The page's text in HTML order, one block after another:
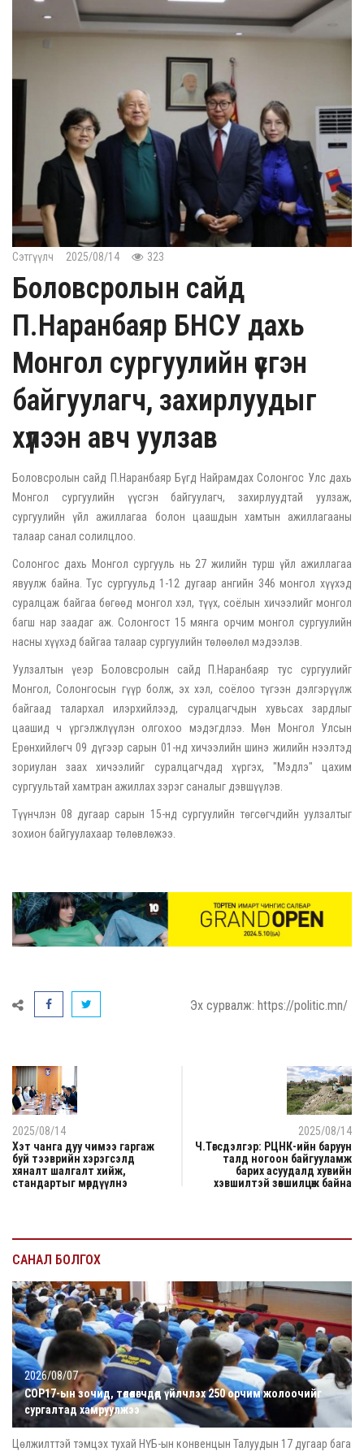
Сэтгүүлч 2025/08/14 323
Боловсролын сайд
П.Наранбаяр БНСУ дахь
Монгол сургуулийн үүсгэн
байгуулагч, захирлуудыг
хүлээн авч уулзав
Боловсролын сайд П.Наранбаяр Бүгд Найрамдах Солонгос Улс дахь
Монгол сургуулийн үүсгэн байгуулагч, захирлуудтай уулзаж,
сургуулийн үйл ажиллагаа болон цаашдын хамтын ажиллагааны
талаар санал солилцлоо.
Солонгос дахь Монгол сургууль нь 27 жилийн турш үйл ажиллагаа
явуулж байна. Тус сургуульд 1-12 дугаар ангийн 346 монгол хүүхэд
суралцаж байгаа бөгөөд монгол хэл, түүх, соёлын хичээлийг монгол
багш нар заадаг аж. Солонгост 15 мянга орчим монгол сургуулийн
насны хүүхэд байгаа талаар сургуулийн төлөөлөл мэдээлэв.
Уулзалтын үеэр Боловсролын сайд П.Наранбаяр тус сургуулийг
Монгол, Солонгосын гүүр болж, эх хэл, соёлоо түгээн дэлгэрүүлж
байгаад талархал илэрхийлээд, суралцагчдын хувьсах зардлыг
цаашид ч үргэлжлүүлэн олгохоо мэдэгдлээ. Мөн Монгол Улсын
Ерөнхийлөгч 09 дүгээр сарын 01-нд хичээлийн шинэ жилийн нээлтэд
зориулан заах хичээлийг суралцагчдад хүргэх, "Мэдлэ" цахим
сургуультай хамтран ажиллах зэрэг саналыг дэвшүүлэв.
Түүнчлэн 08 дугаар сарын 15-нд сургуулийн төгсөгчдийн уулзалтыг
зохион байгуулахаар төлөвлөжээ.
Эх сурвалж: https://politic.mn/
2025/08/14
Хэт чанга дуу чимээ гаргаж
буй тээврийн хэрэгсэлд
хяналт шалгалт хийж,
стандартыг мөрдүүлнэ
2025/08/14
Ч.Төгсдэлгэр: РЦНК-ийн баруун
талд ногоон байгууламж
барих асуудалд хувийн
хэвшилтэй зөвшилцөж байна
САНАЛ БОЛГОХ
2026/08/07
COP17-ын зочид, төлөөлөгчдөд үйлчлэх 250 орчим жолоочийг
сургалтад хамруулжээ
Цөлжилттэй тэмцэх тухай НҮБ-ын конвенцын Талуудын 17 дугаар бага